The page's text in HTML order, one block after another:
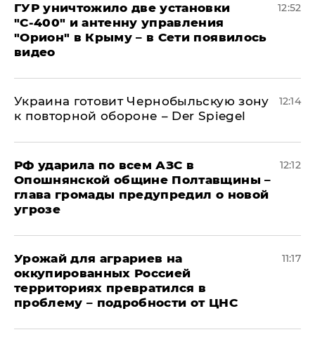
ГУР уничтожило две установки
"С‑400" и антенну управления
"Орион" в Крыму – в Сети появилось
видео
12:52
Украина готовит Чернобыльскую зону
к повторной обороне – Der Spiegel
12:14
РФ ударила по всем АЗС в
Опошнянской общине Полтавщины –
глава громады предупредил о новой
угрозе
12:12
Урожай для аграриев на
оккупированных Россией
территориях превратился в
проблему – подробности от ЦНС
11:17